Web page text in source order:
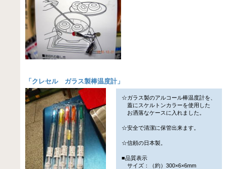
「 クレセル ガラス製棒温度計 」
☆ガラス製のアルコール棒温度計を、
蓋にスケルトンカラーを使用した
お洒落なケースに入れました。
☆安全で清潔に保管出来ます。
☆信頼の日本製。
■品質表示
サイズ：（約）300×6×6mm